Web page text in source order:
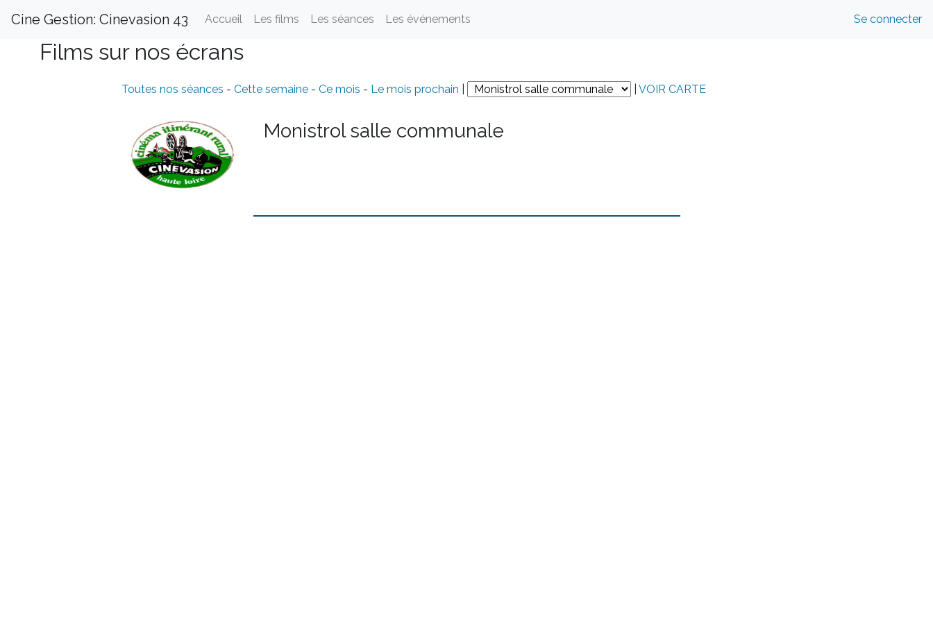
Cine Gestion: Cinevasion 43 Accueil Les films Les séances Les événements Se connecter
Films sur nos écrans
Toutes nos séances - Cette semaine- Ce mois - Le mois prochain VOIR CARTE
Monistrol salle communale